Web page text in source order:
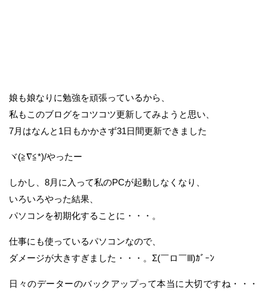
娘も娘なりに勉強を頑張っているから、
私もこのブログをコツコツ更新してみようと思い、
7月はなんと1日もかかさず31日間更新できました
ヾ(≧∇≦*)/やったー
しかし、8月に入って私のPCが起動しなくなり、
いろいろやった結果、
パソコンを初期化することに・・・。
仕事にも使っているパソコンなので、
ダメージが大きすぎました・・・。Σ(￣ロ￣lll)ｶﾞｰﾝ
日々のデーターのバックアップって本当に大切ですね・・・